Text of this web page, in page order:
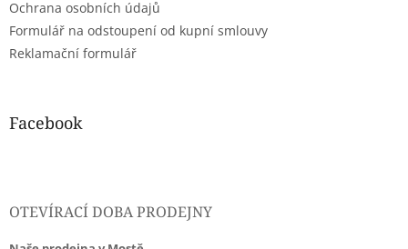
Ochrana osobních údajů
Formulář na odstoupení od kupní smlouvy
Reklamační formulář
Facebook
OTEVÍRACÍ DOBA PRODEJNY